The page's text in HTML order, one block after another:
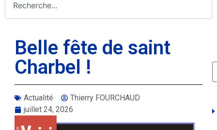
Belle fête de saint
Charbel !
Actualité
Thierry FOURCHAUD
juillet 24, 2026